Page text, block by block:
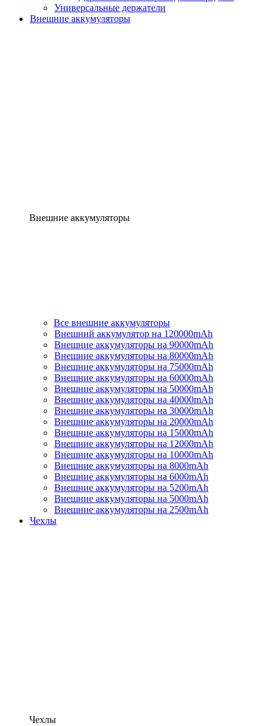
Универсальные держатели
Внешние аккумуляторы
Внешние аккумуляторы
Все внешние аккумуляторы
Внешний аккумулятор на 120000mAh
Внешние аккумуляторы на 90000mAh
Внешние аккумуляторы на 80000mAh
Внешние аккумуляторы на 75000mAh
Внешние аккумуляторы на 60000mAh
Внешние аккумуляторы на 50000mAh
Внешние аккумуляторы на 40000mAh
Внешние аккумуляторы на 30000mAh
Внешние аккумуляторы на 20000mAh
Внешние аккумуляторы на 15000mAh
Внешние аккумуляторы на 12000mAh
Внешние аккумуляторы на 10000mAh
Внешние аккумуляторы на 8000mAh
Внешние аккумуляторы на 6000mAh
Внешние аккумуляторы на 5200mAh
Внешние аккумуляторы на 5000mAh
Внешние аккумуляторы на 2500mAh
Чехлы
Чехлы